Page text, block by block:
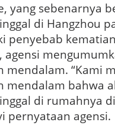
yang sebenarnya
di Hangzhou
penyebab
agensi
mendalam. “Kami
mendalam bahwa
di rumahnya
pernyataan agensi.